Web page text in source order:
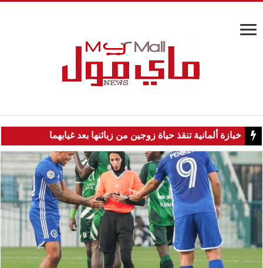
خبازة ألمانية تنقذ حياة زوجين من زبائنها بعد غيابهما